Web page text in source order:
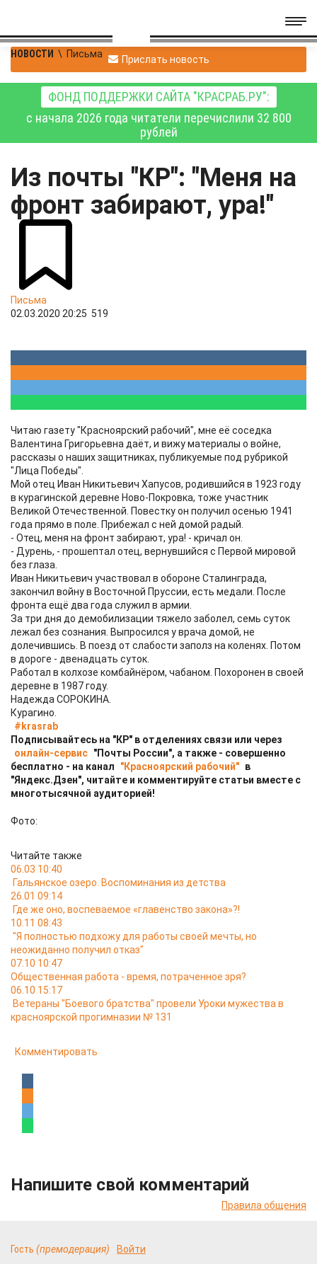
НОВОСТИ \ Письма Прислать новость
ФОНД ПОДДЕРЖКИ САЙТА "КРАСРАБ.РУ":
с начала 2026 года читатели перечислили 32 800
рублей
Из почты "КР": "Меня на
фронт забирают, ура!"
Письма
02.03.2020 20:25 519
Читаю газету "Красноярский рабочий", мне её соседка
Валентина Григорьевна даёт, и вижу материалы о войне,
рассказы о наших защитниках, публикуемые под рубрикой
"Лица Победы".
Мой отец Иван Никитьевич Хапусов, родившийся в 1923 году
в курагинской деревне Ново-Покровка, тоже участник
Великой Отечественной. Повестку он получил осенью 1941
года прямо в поле. Прибежал с ней домой радый.
- Отец, меня на фронт забирают, ура! - кричал он.
- Дурень, - прошептал отец, вернувшийся с Первой мировой
без глаза.
Иван Никитьевич участвовал в обороне Сталинграда,
закончил войну в Восточной Пруссии, есть медали. После
фронта ещё два года служил в армии.
За три дня до демобилизации тяжело заболел, семь суток
лежал без сознания. Выпросился у врача домой, не
долечившись. В поезд от слабости заполз на коленях. Потом
в дороге - двенадцать суток.
Работал в колхозе комбайнёром, чабаном. Похоронен в своей
деревне в 1987 году.
Надежда СОРОКИНА.
Курагино.
#krasrab
Подписывайтесь на "КР" в отделениях связи или через
онлайн-сервис "Почты России", а также - совершенно
бесплатно - на канал
"Красноярский рабочий" в
"Яндекс.Дзен", читайте и комментируйте статьи вместе с
многотысячной аудиторией!
Фото:
Читайте также
06.03 10:40
Гальянское озеро. Воспоминания из детства
26.01 09:14
Где же оно, воспеваемое «главенство закона»?!
10.11 08:43
"Я полностью подхожу для работы своей мечты, но
неожиданно получил отказ"
07.10 10:47
Общественная работа - время, потраченное зря?
06.10 15:17
Ветераны "Боевого братства" провели Уроки мужества в
красноярской прогимназии № 131
Комментировать
Напишите свой комментарий
Правила общения
Гость (премодерация) Войти